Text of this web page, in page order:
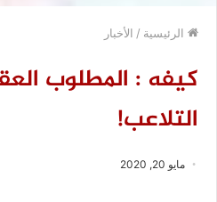
الرئيسية / الأخبار
كيفه : المطلوب
التلاعب!
مايو 20, 2020